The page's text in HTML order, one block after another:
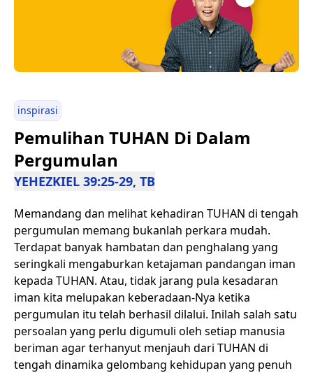
inspirasi
Pemulihan TUHAN Di Dalam
Pergumulan
YEHEZKIEL 39:25-29, TB
Memandang dan melihat kehadiran TUHAN di tengah
pergumulan memang bukanlah perkara mudah.
Terdapat banyak hambatan dan penghalang yang
seringkali mengaburkan ketajaman pandangan iman
kepada TUHAN. Atau, tidak jarang pula kesadaran
iman kita melupakan keberadaan-Nya ketika
pergumulan itu telah berhasil dilalui. Inilah salah satu
persoalan yang perlu digumuli oleh setiap manusia
beriman agar terhanyut menjauh dari TUHAN di
tengah dinamika gelombang kehidupan yang penuh